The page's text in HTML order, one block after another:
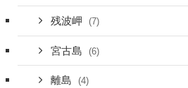
残波岬 (7)
宮古島 (6)
離島 (4)